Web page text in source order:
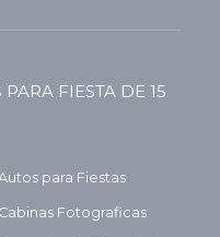
FIESTA DE 15
para Fiestas
Cabinas Fotograficas